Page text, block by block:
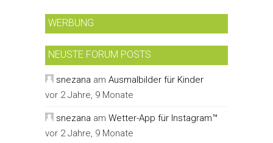
WERBUNG
NEUSTE FORUM POSTS
snezana am Ausmalbilder für Kinder
vor 2 Jahre, 9 Monate
snezana am Wetter-App für Instagram™
vor 2 Jahre, 9 Monate